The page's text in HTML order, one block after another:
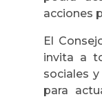
acciones
El
invita a
sociales
para